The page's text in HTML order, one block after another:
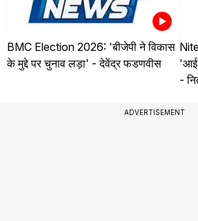
BMC Election 2026: 'बीजेपी ने विकास
के मुद्दे पर चुनाव लड़ा' - देवेंद्र फडणवीस
'आई
-
ADVERTISEMENT